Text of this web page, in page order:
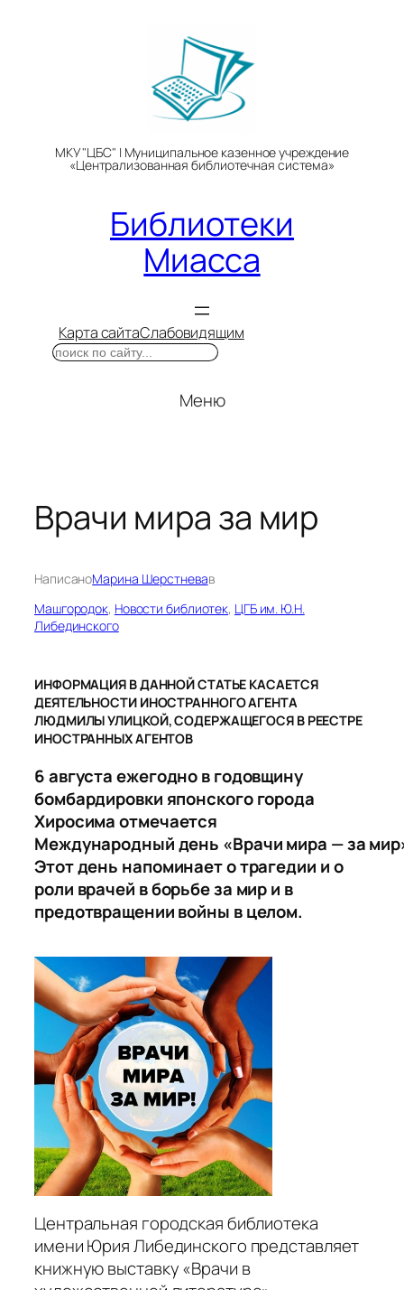
МКУ "ЦБС" | Муниципальное казенное учреждение
«Централизованная библиотечная система»
Библиотеки
Миасса
Карта сайтаСлабовидящим
Поиск
Меню
Врачи мира за мир
НаписаноМарина Шерстневав
Машгородок, Новости библиотек, ЦГБ им. Ю.Н.
Либединского
ИНФОРМАЦИЯ В ДАННОЙ СТАТЬЕ КАСАЕТСЯ
ДЕЯТЕЛЬНОСТИ ИНОСТРАННОГО АГЕНТА
ЛЮДМИЛЫ УЛИЦКОЙ, СОДЕРЖАЩЕГОСЯ В РЕЕСТРЕ
ИНОСТРАННЫХ АГЕНТОВ
6 августа ежегодно в годовщину
бомбардировки японского города
Хиросима отмечается
Международный день «Врачи мира — за
Этот день напоминает о трагедии и о
роли врачей в борьбе за мир и в
предотвращении войны в целом.
Центральная городская библиотека
имени Юрия Либединского представляет
книжную выставку «Врачи в